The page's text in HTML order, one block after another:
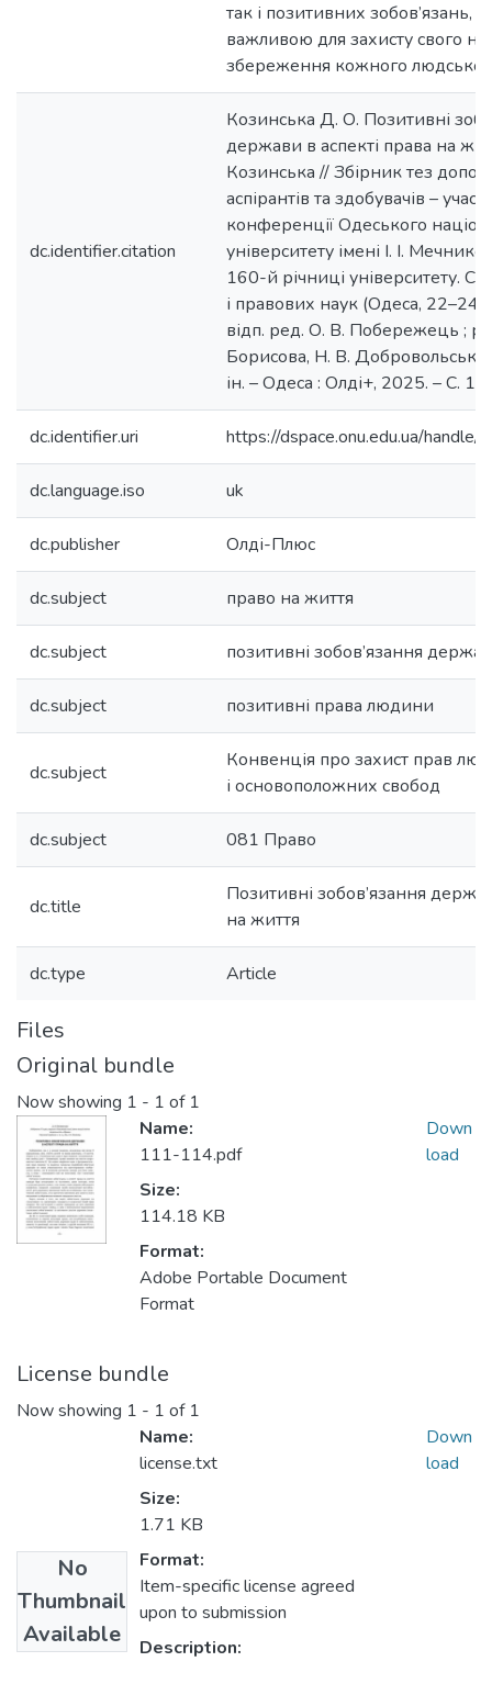
так і позитивних зобов’язань,
важливою для захисту свого
збереження кожного
dc.identifier.citation
Козинська Д. О. Позитивні
держави в аспекті права на
Козинська // Збірник тез
аспірантів та здобувачів –
конференції Одеського
університету імені І. І.
160-й річниці університету.
і правових наук (Одеса, 22–24
відп. ред. О. В. Побережець ;
Борисова, Н. В. Добровольська,
ін. – Одеса : Олді+, 2025. – С.
dc.identifier.uri https://dspace.onu.edu.ua/
dc.language.iso uk
dc.publisher Олді-Плюс
dc.subject право на життя
dc.subject позитивні зобов’язання
dc.subject позитивні права людини
dc.subject
Конвенція про захист прав
і основоположних свобод
dc.subject 081 Право
dc.title
Позитивні зобов’язання
на життя
dc.type Article
Files
Original bundle
Now showing 1 - 1 of 1
Name:
111-114.pdf
Size:
114.18 KB
Format:
Adobe Portable Document
Format
Down
load
License bundle
Now showing 1 - 1 of 1
No
Thumbnail
Available
Name:
license.txt
Size:
1.71 KB
Format:
Item-specific license agreed
upon to submission
Description:
Down
load